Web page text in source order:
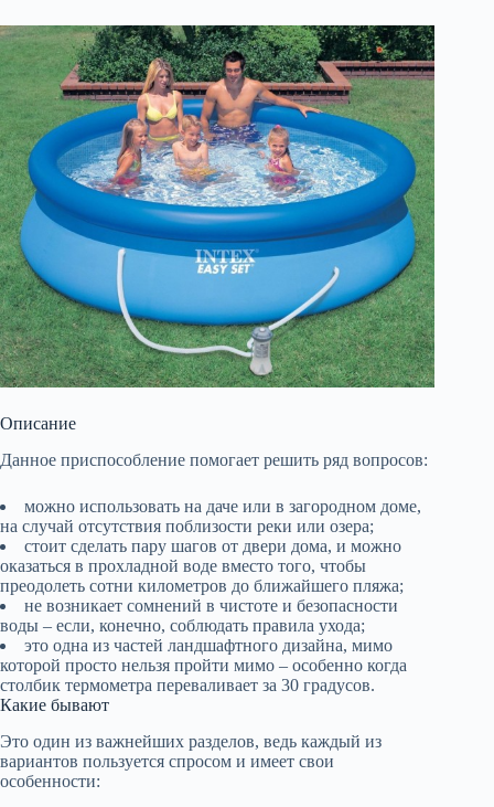
Описание
Данное приспособление помогает решить ряд вопросов:
можно использовать на даче или в загородном доме,
на случай отсутствия поблизости реки или озера;
стоит сделать пару шагов от двери дома, и можно
оказаться в прохладной воде вместо того, чтобы
преодолеть сотни километров до ближайшего пляжа;
не возникает сомнений в чистоте и безопасности
воды – если, конечно, соблюдать правила ухода;
это одна из частей ландшафтного дизайна, мимо
которой просто нельзя пройти мимо – особенно когда
столбик термометра переваливает за 30 градусов.
Какие бывают
Это один из важнейших разделов, ведь каждый из
вариантов пользуется спросом и имеет свои
особенности: